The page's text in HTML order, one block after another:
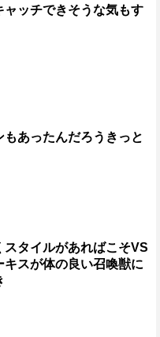
ャッチできそうな気もす
あったんだろうきっと
タイルがあればこそVS
スが体の良い召喚獣に